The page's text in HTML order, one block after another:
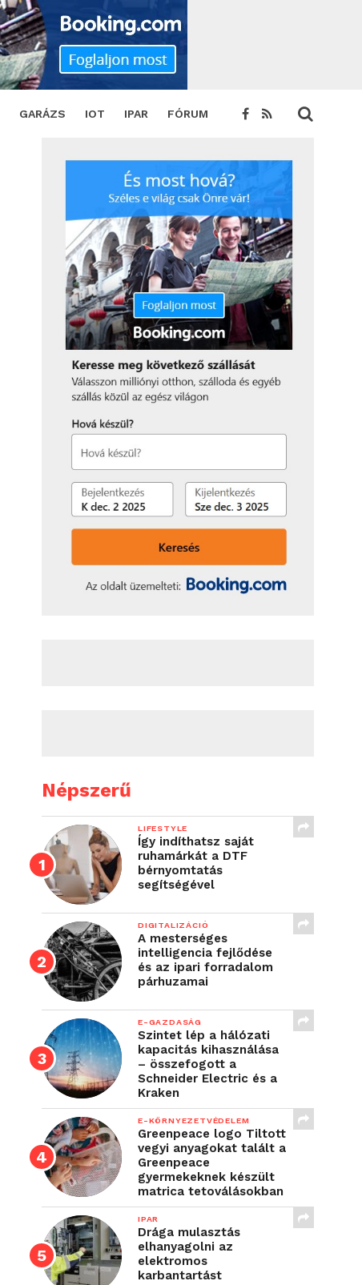
GARÁZS IOT IPAR FÓRUM
Népszerű
LIFESTYLE
Így indíthatsz saját
ruhamárkát a DTF
bérnyomtatás
segítségével
DIGITALIZÁCIÓ
A mesterséges
intelligencia fejlődése
és az ipari forradalom
párhuzamai
E-GAZDASÁG
Szintet lép a hálózati
kapacitás kihasználása
– összefogott a
Schneider Electric és a
Kraken
E-KÖRNYEZETVÉDELEM
Greenpeace logo Tiltott
vegyi anyagokat talált a
Greenpeace
gyermekeknek készült
matrica tetoválásokban
IPAR
Drága mulasztás
elhanyagolni az
elektromos
karbantartást